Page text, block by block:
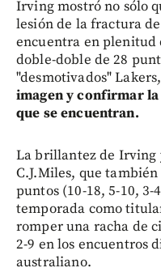
Irving mostró no sólo
lesión de la fractura
encuentra en plenitud
doble-doble de 28
"desmotivados"
imagen y confirmar
que se encuentran.
La brillantez de Irving
C.J.Miles, que
puntos (10-18, 5-10,
temporada como
romper una racha de
2-9 en los encuentros
australiano.